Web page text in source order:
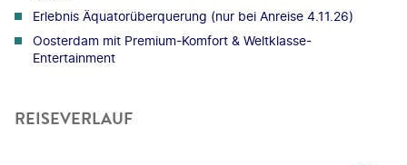
Erlebnis Äquatorüberquerung (nur bei Anreise 4.11.26)
Oosterdam mit Premium-Komfort & Weltklasse-
Entertainment
REISEVERLAUF